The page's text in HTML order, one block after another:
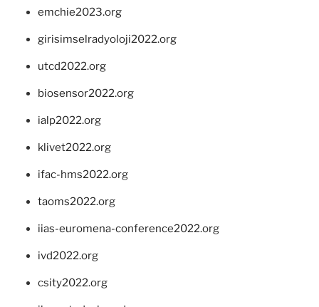
emchie2023.org
girisimselradyoloji2022.org
utcd2022.org
biosensor2022.org
ialp2022.org
klivet2022.org
ifac-hms2022.org
taoms2022.org
iias-euromena-conference2022.org
ivd2022.org
csity2022.org